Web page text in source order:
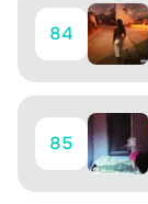
84
85